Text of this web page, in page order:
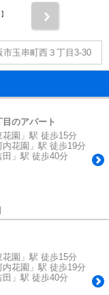
市玉串町西３丁目3-30
のアパート
園」駅 徒歩15分
花園」駅 徒歩19分
」駅 徒歩40分
園」駅 徒歩15分
花園」駅 徒歩19分
」駅 徒歩40分